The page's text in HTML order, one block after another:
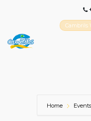
Cambrils
Home Events